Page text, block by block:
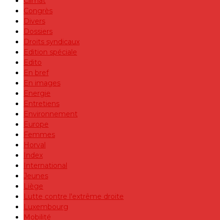
Congrès
Divers
Dossiers
Droits syndicaux
Edition spéciale
Edito
En bref
En images
Energie
Entretiens
Environnement
Europe
Femmes
Horval
Index
International
Jeunes
Liège
Lutte contre l'extrême droite
Luxembourg
Mobilité